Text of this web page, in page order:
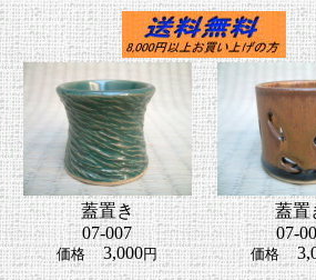
蓋置き
07-007
価格3,000円
蓋置
07-
価格